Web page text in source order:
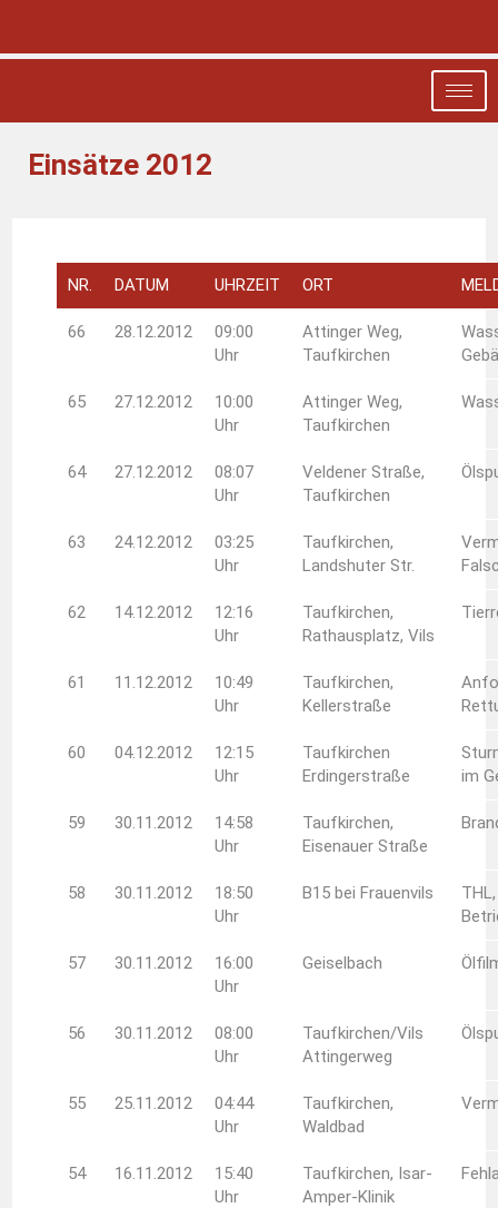
Einsätze 2012
NR. DATUM UHRZEIT ORT
66 28.12.2012
09:00
Uhr
Attinger Weg,
Taufkirchen
65 27.12.2012
10:00
Uhr
Attinger Weg,
Taufkirchen
64 27.12.2012
08:07
Uhr
Veldener Straße,
Taufkirchen
63 24.12.2012
03:25
Uhr
Taufkirchen,
Landshuter Str.
62 14.12.2012
12:16
Uhr
Taufkirchen,
Rathausplatz, Vils
61 11.12.2012
10:49
Uhr
Taufkirchen,
Kellerstraße
60 04.12.2012
12:15
Uhr
Taufkirchen
Erdingerstraße
im
59 30.11.2012
14:58
Uhr
Taufkirchen,
Eisenauer Straße
58 30.11.2012
18:50
Uhr
B15 bei Frauenvils
57 30.11.2012
16:00
Uhr
Geiselbach
56 30.11.2012
08:00
Uhr
Taufkirchen/Vils
Attingerweg
55 25.11.2012
04:44
Uhr
Taufkirchen,
Waldbad
54 16.11.2012
15:40
Uhr
Taufkirchen, Isar-
Amper-Klinik